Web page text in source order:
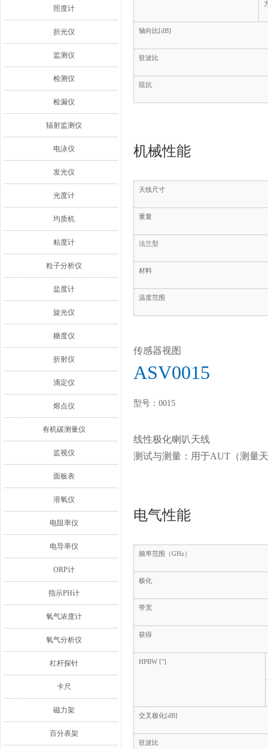
照度计
折光仪
监测仪
检测仪
检漏仪
辐射监测仪
电泳仪
发光仪
光度计
均质机
粘度计
粒子分析仪
盐度计
旋光仪
糖度仪
折射仪
滴定仪
熔点仪
有机碳测量仪
监视仪
面板表
溶氧仪
电阻率仪
电导率仪
ORP计
指示PH计
氧气浓度计
氧气分析仪
杠杆探针
卡尺
磁力架
百分表架
轴向比[dB]
驻波比
阻抗
机械性能
天线尺寸
重量
法兰型
材料
温度范围
传感器视图
ASV0015
型号：0015
线性极化喇叭天线
测试与测量：用于AUT（测量
电气性能
频率范围（GHz）
极化
带宽
获得
HPBW [°]
交叉极化[dB]
驻波比